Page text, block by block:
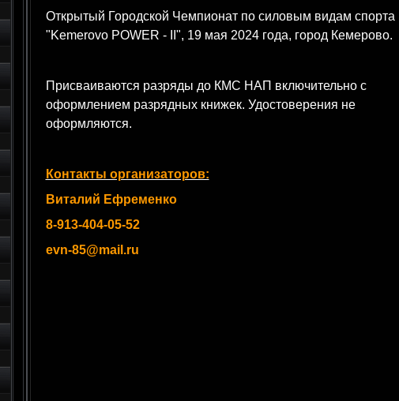
Открытый Городской Чемпионат по силовым видам спорта
"Kemerovo POWER - II", 19 мая 2024 года, город Кемерово.
Присваиваются разряды до КМС НАП включительно с
оформлением разрядных книжек. Удостоверения не
оформляются.
Контакты организаторов:
Виталий Ефременко
8-913-404-05-52
evn-85@mail.ru